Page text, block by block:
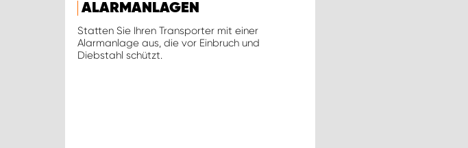
ALARMANLAGEN
Statten Sie Ihren Transporter mit einer
Alarmanlage aus, die vor Einbruch und
Diebstahl schützt.